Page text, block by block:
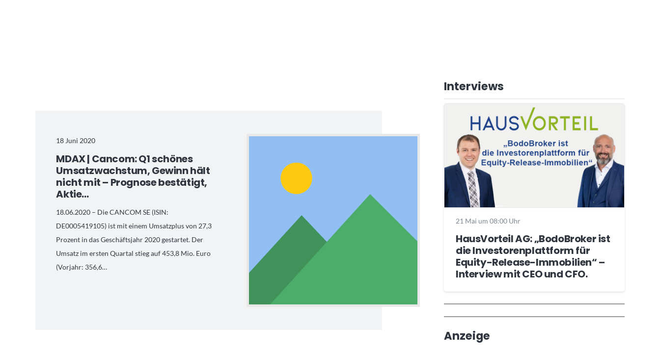
18 Juni 2020
MDAX | Cancom: Q1 schönes
Umsatzwachstum, Gewinn hält
nicht mit – Prognose bestätigt,
Aktie…
18.06.2020 – Die CANCOM SE (ISIN:
DE0005419105) ist mit einem Umsatzplus von 27,3
Prozent in das Geschäftsjahr 2020 gestartet. Der
Umsatz im ersten Quartal stieg auf 453,8 Mio. Euro
(Vorjahr: 356,6…
Interviews
21 Mai um 08:00 Uhr
HausVorteil AG: „BodoBroker ist
die Investorenplattform für
Equity-Release-Immobilien“ –
Interview mit CEO und CFO.
Wochenrückblick
Trendthemen
Anzeige